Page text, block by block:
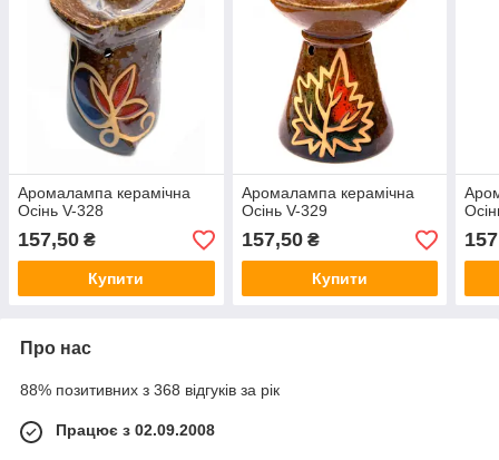
Аромалампа керамічна
Осінь V-328
157,50 ₴
Купити
Аромалампа керамічна
Осінь V-329
157,50₴
Купити
Про нас
88% позитивних з 368 відгуків за рік
Працює з 02.09.2008